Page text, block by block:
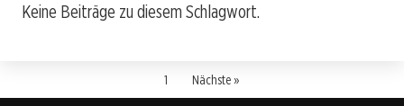
Keine Beiträge zu diesem Schlagwort.
1 Nächste »